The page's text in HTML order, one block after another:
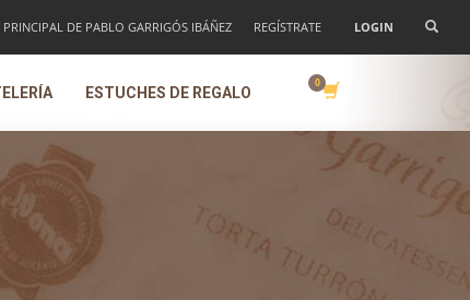
PRINCIPAL DE PABLO GARRIGÓS IBÁÑEZ REGÍSTRATE LOGIN
ESTUCHES DE REGALO